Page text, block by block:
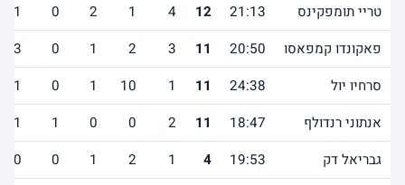
טריי תומפקינס
21:13
12
4
1
2
0
1
פאקונדו קמפאסו
20:50
11
3
2
1
0
3
סרחיו יול
24:38
11
1
10
1
0
1
אנתוני רנדולף
18:47
11
2
0
0
1
1
גבריאל דק
19:53
4
1
2
1
0
0